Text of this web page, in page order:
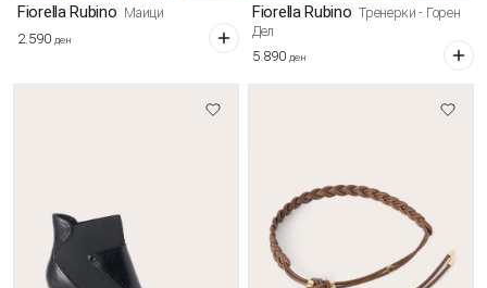
Fiorella Rubino Маици
2.590 ден
Fiorella Rubino Тренерки - Горен
Дел
5.890 ден